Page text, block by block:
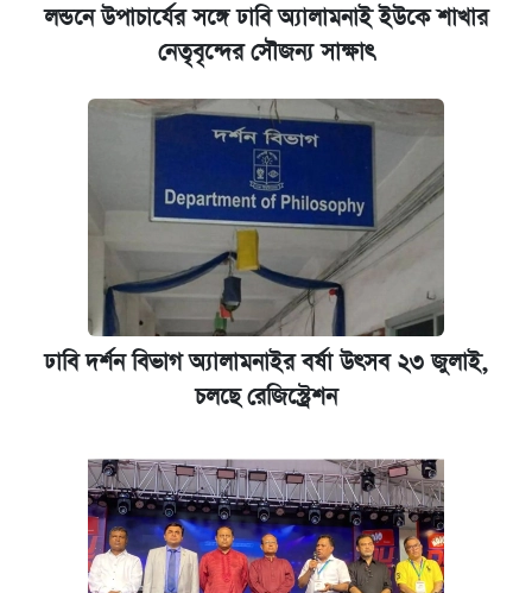
লন্ডনে উপাচার্যের সঙ্গে ঢাবি অ্যালামনাই ইউকে শাখার
নেতৃবৃন্দের সৌজন্য সাক্ষাৎ
ঢাবি দর্শন বিভাগ অ্যালামনাইর বর্ষা উৎসব ২৩ জুলাই,
চলছে রেজিস্ট্রেশন